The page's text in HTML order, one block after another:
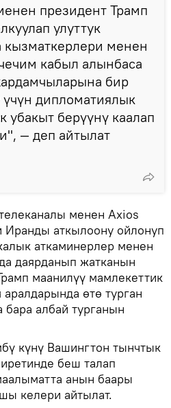
президент Трамп
улуттук
кызматкерлери менен
кабыл алынбаса
бир
дипломатиялык
убакыт берүүнү каалап
— деп айтылат
менен Axios
Иранды аткылоону ойлонуп
аткаминерлер менен
даярданып жатканын
маанилүү мамлекеттик
өтө турган
бара албай турганын
күнү Вашингтон тынчтык
беш талап
анын баары
келери айтылат.